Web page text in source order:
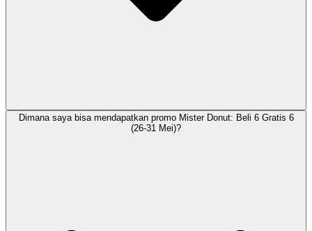
Dimana saya bisa mendapatkan promo Mister Donut: Beli 6 Gratis 6
(26-31 Mei)?